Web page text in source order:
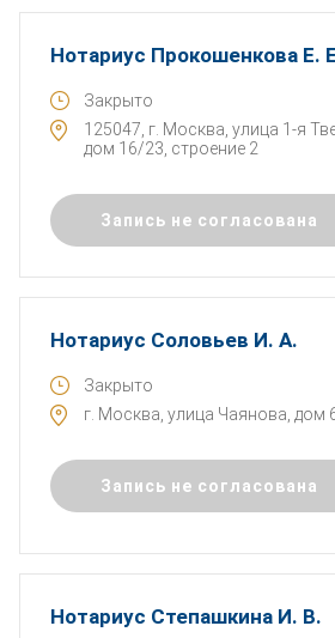
Нотариус Прокошенкова Е.
Закрыто
125047, г. Москва, улица 1-я
дом 16/23, строение 2
Запись не согласована
Нотариус Соловьев И. А.
Закрыто
г. Москва, улица Чаянова, дом
Запись не согласована
Нотариус Степашкина И. В.